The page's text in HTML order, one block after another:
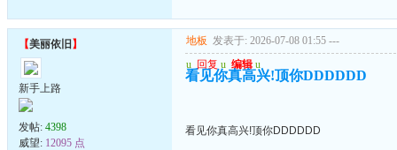
【美丽依旧 】
新手上路
发帖: 4398
威望: 12095 点
地板 发表于: 2026-07-08 01:55 ---
u 回复 u 编辑 u
看见你真高兴!顶你DDDDDD
看见你真高兴!顶你DDDDDD